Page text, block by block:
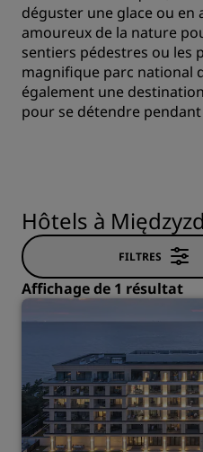
déguster une glace ou en
amoureux de la nature
sentiers pédestres ou les
magnifique parc national
également une
pour se détendre pendant
Hôtels à
FILTRES
Affichage de 1 résultat